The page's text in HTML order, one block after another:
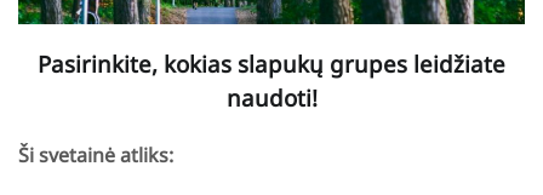
Pasirinkite, kokias slapukų grupes leidžiate
naudoti!
Ši svetainė atliks: